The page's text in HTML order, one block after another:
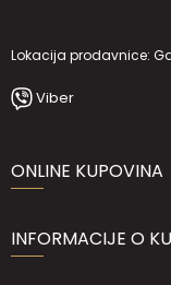
Lokacija prodavnice:
Viber
ONLINE KUPOVINA
INFORMACIJE O